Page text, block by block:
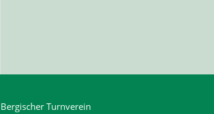
Bergischer Turnverein